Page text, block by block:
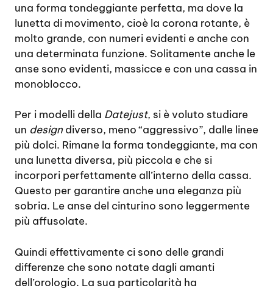
una forma tondeggiante perfetta, ma dove la
lunetta di movimento, cioè la corona rotante, è
molto grande, con numeri evidenti e anche con
una determinata funzione. Solitamente anche le
anse sono evidenti, massicce e con una cassa in
monoblocco.
Per i modelli della Datejust, si è voluto studiare
un design diverso, meno “aggressivo”, dalle linee
più dolci. Rimane la forma tondeggiante, ma con
una lunetta diversa, più piccola e che si
incorpori perfettamente all’interno della cassa.
Questo per garantire anche una eleganza più
sobria. Le anse del cinturino sono leggermente
più affusolate.
Quindi effettivamente ci sono delle grandi
differenze che sono notate dagli amanti
dell’orologio. La sua particolarità ha